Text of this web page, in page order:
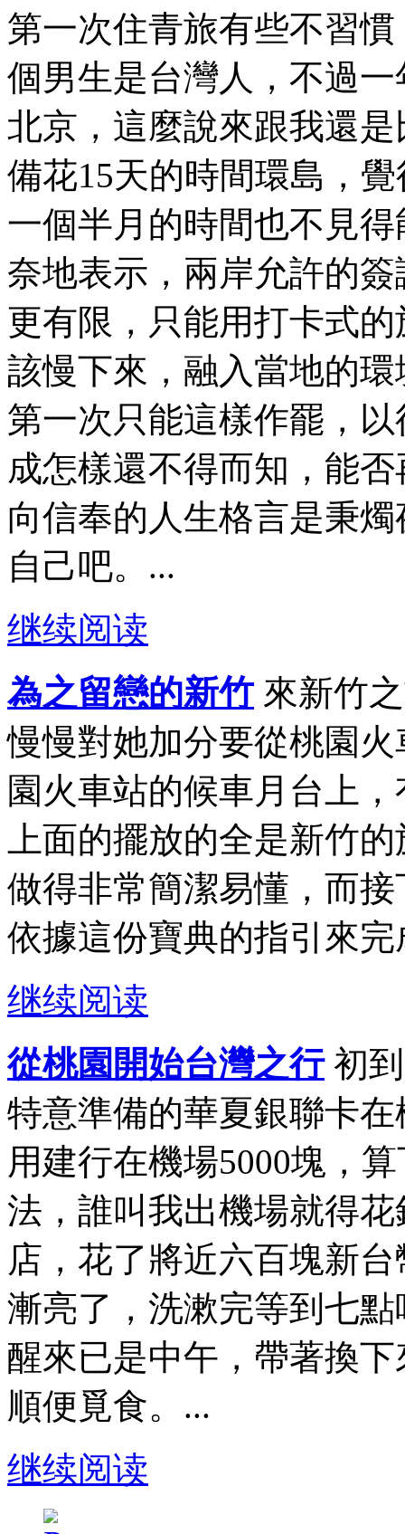
第一次住青旅有些不習
個男生是台灣人，不過
北京，這麼說來跟我還
備花15天的時間環島，
一個半月的時間也不見
奈地表示，兩岸允許的
更有限，只能用打卡式
該慢下來，融入當地的
第一次只能這樣作罷，
成怎樣還不得而知，能
向信奉的人生格言是秉
自己吧。...
继续阅读
為之留戀的新竹 來新竹
慢慢對她加分要從桃園
園火車站的候車月台上
上面的擺放的全是新竹
做得非常簡潔易懂，而
依據這份寶典的指引來完
继续阅读
從桃園開始台灣之行初到
特意準備的華夏銀聯卡
用建行在機場5000塊，
法，誰叫我出機場就得
店，花了將近六百塊新
漸亮了，洗漱完等到七
醒來已是中午，帶著換
順便覓食。...
继续阅读